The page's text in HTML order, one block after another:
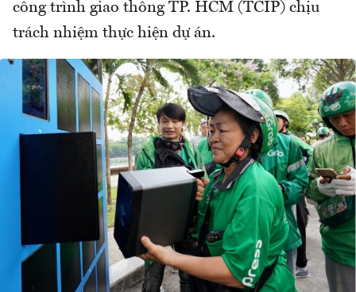
công trình giao thông TP. HCM (TCIP) chịu
trách nhiệm thực hiện dự án.